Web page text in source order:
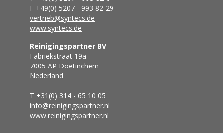
F +49(0) 5207 - 993 82-29
vertrieb@syntecs.de
www.syntecs.de
Reinigingspartner BV
Fabriekstraat 19a
7005 AP Doetinchem
Nederland
T +31(0) 314 - 65 10 05
info@reinigingspartner.nl
www.reinigingspartner.nl